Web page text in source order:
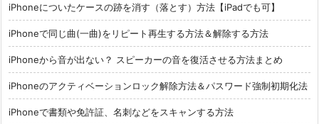
iPhoneについたケースの跡を消す（落とす）方法【iPadでも可】
iPhoneで同じ曲(一曲)をリピート再生する方法＆解除する方法
iPhoneから音が出ない？ スピーカーの音を復活させる方法まとめ
iPhoneのアクティベーションロック解除方法＆パスワード強制初期化法
iPhoneで書類や免許証、名刺などをスキャンする方法